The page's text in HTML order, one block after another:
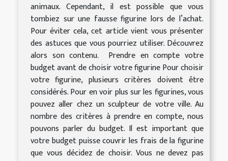
animaux. Cependant, il est possible que vous
tombiez sur une fausse figurine lors de l’achat.
Pour éviter cela, cet article vient vous présenter
des astuces que vous pourriez utiliser. Découvrez
alors son contenu. Prendre en compte votre
budget avant de choisir votre figurine Pour choisir
votre figurine, plusieurs critères doivent être
considérés. Pour en voir plus sur les figurines, vous
pouvez aller chez un sculpteur de votre ville. Au
nombre des critères à prendre en compte, nous
pouvons parler du budget. Il est important que
votre budget puisse couvrir les frais de la figurine
que vous décidez de choisir. Vous ne devez pas